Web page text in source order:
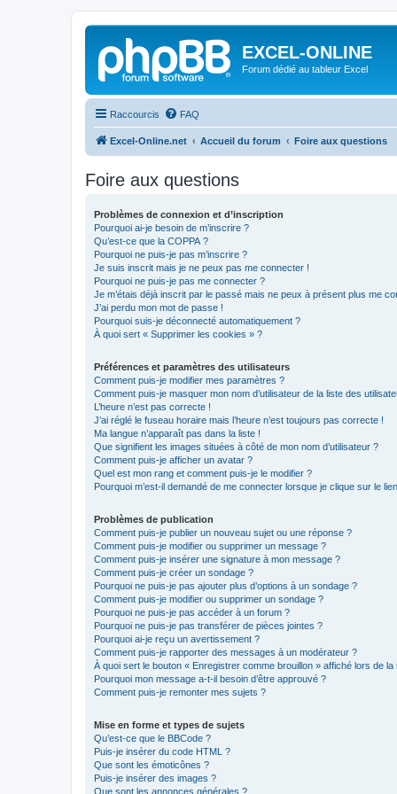
EXCEL-ONLINE
Forum dédié au tableur Excel
Raccourcis FAQ
Excel-Online.net Accueil du forum Foire aux questions
Foire aux questions
Problèmes de connexion et d’inscription
Pourquoi ai-je besoin de m’inscrire ?
Qu’est-ce que la COPPA ?
Pourquoi ne puis-je pas m’inscrire ?
Je suis inscrit mais je ne peux pas me connecter !
Pourquoi ne puis-je pas me connecter ?
Je m’étais déjà inscrit par le passé mais ne peux à présent plus me
J’ai perdu mon mot de passe !
Pourquoi suis-je déconnecté automatiquement ?
À quoi sert « Supprimer les cookies » ?
Préférences et paramètres des utilisateurs
Comment puis-je modifier mes paramètres ?
Comment puis-je masquer mon nom d’utilisateur de la liste des
L’heure n’est pas correcte !
J’ai réglé le fuseau horaire mais l’heure n’est toujours pas correcte !
Ma langue n’apparaît pas dans la liste !
Que signifient les images situées à côté de mon nom d’utilisateur ?
Comment puis-je afficher un avatar ?
Quel est mon rang et comment puis-je le modifier ?
Pourquoi m’est-il demandé de me connecter lorsque je clique sur le
Problèmes de publication
Comment puis-je publier un nouveau sujet ou une réponse ?
Comment puis-je modifier ou supprimer un message ?
Comment puis-je insérer une signature à mon message ?
Comment puis-je créer un sondage ?
Pourquoi ne puis-je pas ajouter plus d’options à un sondage ?
Comment puis-je modifier ou supprimer un sondage ?
Pourquoi ne puis-je pas accéder à un forum ?
Pourquoi ne puis-je pas transférer de pièces jointes ?
Pourquoi ai-je reçu un avertissement ?
Comment puis-je rapporter des messages à un modérateur ?
À quoi sert le bouton « Enregistrer comme brouillon » affiché lors de la
Pourquoi mon message a-t-il besoin d’être approuvé ?
Comment puis-je remonter mes sujets ?
Mise en forme et types de sujets
Qu’est-ce que le BBCode ?
Puis-je insérer du code HTML ?
Que sont les émoticônes ?
Puis-je insérer des images ?
Que sont les annonces générales ?